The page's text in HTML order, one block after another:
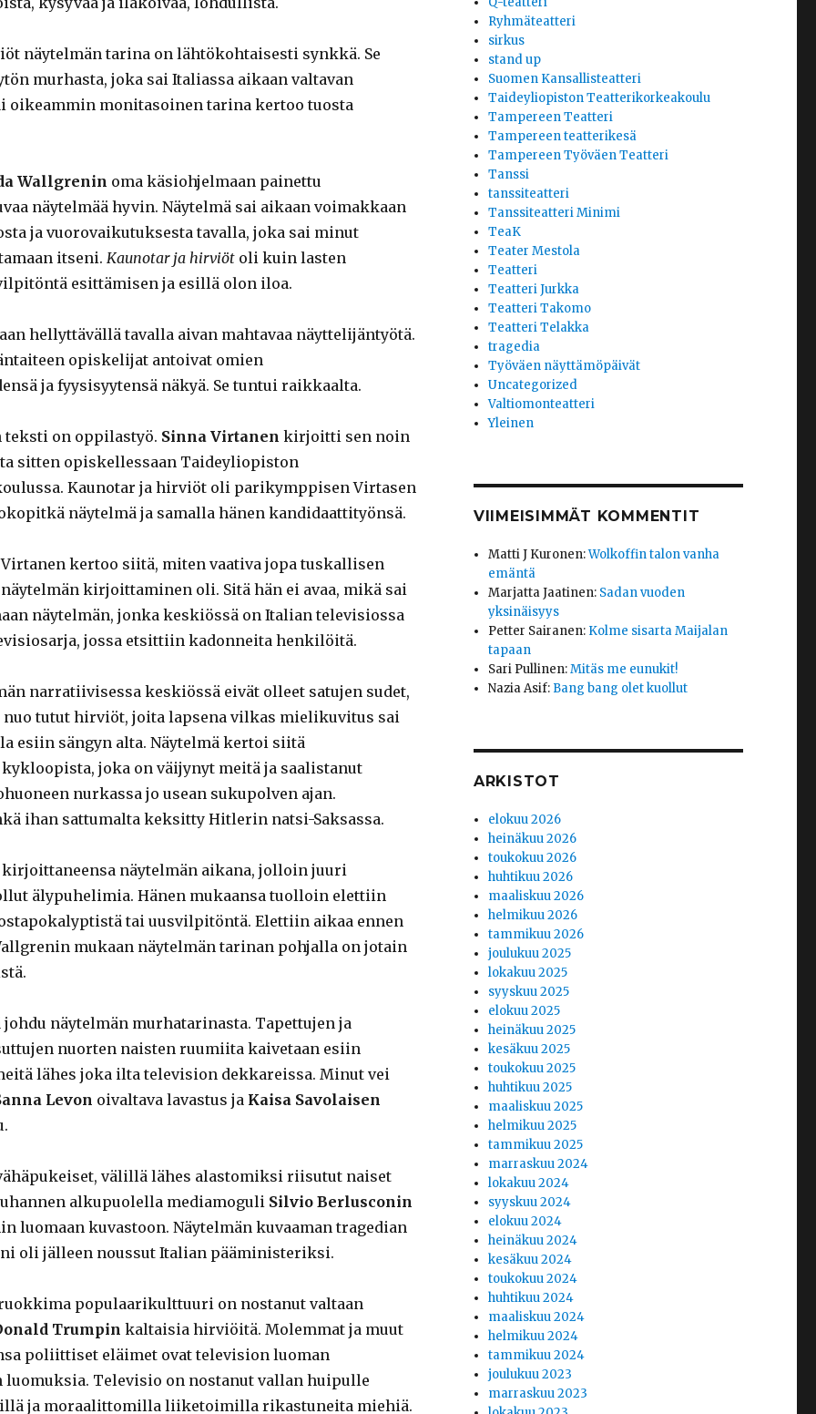
näytelmän tarina on lähtökohtaisesti synkkä. Se
murhasta, joka sai Italiassa aikaan valtavan
oikeammin monitasoinen tarina kertoo tuosta
Wallgrenin oma käsiohjelmaan painettu
näytelmää hyvin. Näytelmä sai aikaan voimakkaan
ja vuorovaikutuksesta tavalla, joka sai minut
itseni. Kaunotar ja hirviötoli kuin lasten
esittämisen ja esillä olon iloa.
hellyttävällä tavalla aivan mahtavaa näyttelijäntyötä.
opiskelijat antoivat omien
ja fyysisyytensä näkyä. Se tuntui raikkaalta.
teksti on oppilastyö. Sinna Virtanen kirjoitti sen noin
sitten opiskellessaan Taideyliopiston
Kaunotar ja hirviöt oli parikymppisen Virtasen
näytelmä ja samalla hänen kandidaattityönsä.
kertoo siitä, miten vaativa jopa tuskallisen
kirjoittaminen oli. Sitä hän ei avaa, mikä sai
näytelmän, jonka keskiössä on Italian televisiossa
jossa etsittiin kadonneita henkilöitä.
narratiivisessa keskiössä eivät olleet satujen sudet,
nuo tutut hirviöt, joita lapsena vilkas mielikuvitus sai
esiin sängyn alta. Näytelmä kertoi siitä
joka on väijynyt meitä ja saalistanut
nurkassa jo usean sukupolven ajan.
ihan sattumalta keksitty Hitlerin natsi-Saksassa.
näytelmän aikana, jolloin juuri
älypuhelimia. Hänen mukaansa tuolloin elettiin
tai uusvilpitöntä. Elettiin aikaa ennen
mukaan näytelmän tarinan pohjalla on jotain
johdu näytelmän murhatarinasta. Tapettujen ja
nuorten naisten ruumiita kaivetaan esiin
lähes joka ilta television dekkareissa. Minut vei
Levon oivaltava lavastus ja Kaisa Savolaisen
välillä lähes alastomiksi riisutut naiset
alkupuolella mediamoguli Silvio Berlusconin
luomaan kuvastoon. Näytelmän kuvaaman tragedian
oli jälleen noussut Italian pääministeriksi.
populaarikulttuuri on nostanut valtaan
Trumpin kaltaisia hirviöitä. Molemmat ja muut
poliittiset eläimet ovat television luoman
luomuksia. Televisio on nostanut vallan huipulle
ja moraalittomilla liiketoimilla rikastuneita miehiä.
Ryhmäteatteri
sirkus
stand up
Suomen Kansallisteatteri
Taideyliopiston Teatterikorkeakoulu
Tampereen Teatteri
Tampereen teatterikesä
Tampereen Työväen Teatteri
Tanssi
tanssiteatteri
Tanssiteatteri Minimi
TeaK
Teater Mestola
Teatteri
Teatteri Jurkka
Teatteri Takomo
Teatteri Telakka
tragedia
Työväen näyttämöpäivät
Uncategorized
Valtiomonteatteri
Yleinen
VIIMEISIMMÄT KOMMENTIT
Matti J Kuronen:Wolkoffin talon vanha
emäntä
Marjatta Jaatinen: Sadan vuoden
yksinäisyys
Petter Sairanen: Kolme sisarta Maijalan
tapaan
Sari Pullinen:Mitäs me eunukit!
Nazia Asif: Bang bang olet kuollut
ARKISTOT
elokuu 2026
heinäkuu 2026
toukokuu 2026
huhtikuu 2026
maaliskuu 2026
helmikuu 2026
tammikuu 2026
joulukuu 2025
lokakuu 2025
syyskuu 2025
elokuu 2025
heinäkuu 2025
kesäkuu 2025
toukokuu 2025
huhtikuu 2025
maaliskuu 2025
helmikuu 2025
tammikuu 2025
marraskuu 2024
lokakuu 2024
syyskuu 2024
elokuu 2024
heinäkuu 2024
kesäkuu 2024
toukokuu 2024
huhtikuu 2024
maaliskuu 2024
helmikuu 2024
tammikuu 2024
joulukuu 2023
marraskuu 2023